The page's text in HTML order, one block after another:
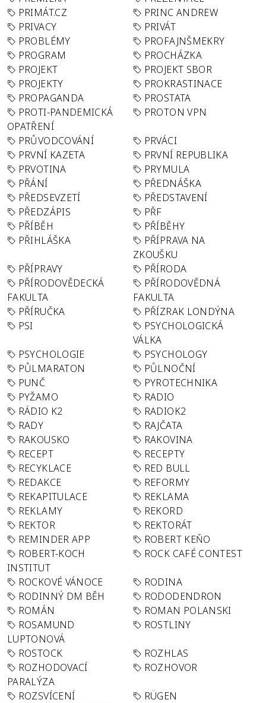
PRIMÁT.CZ
PRINC ANDREW
PRIVACY
PRIVÁT
PROBLÉMY
PROFAJNŠMEKRY
PROGRAM
PROCHÁZKA
PROJEKT
PROJEKT SBOR
PROJEKTY
PROKRASTINACE
PROPAGANDA
PROSTATA
PROTI-PANDEMICKÁ
OPATŘENÍ
PROTON VPN
PRŮVODCOVÁNÍ
PRVÁCI
PRVNÍ KAZETA
PRVNÍ REPUBLIKA
PRVOTINA
PRYMULA
PŘÁNÍ
PŘEDNÁŠKA
PŘEDSEVZETÍ
PŘEDSTAVENÍ
PŘEDZÁPIS
PŘF
PŘÍBĚH
PŘÍBĚHY
PŘIHLÁŠKA
PŘÍPRAVA NA
ZKOUŠKU
PŘÍPRAVY
PŘÍRODA
PŘÍRODOVĚDECKÁ
FAKULTA
PŘÍRODOVĚDNÁ
FAKULTA
PŘÍRUČKA
PŘÍZRAK LONDÝNA
PSI
PSYCHOLOGICKÁ
VÁLKA
PSYCHOLOGIE
PSYCHOLOGY
PŮLMARATON
PŮLNOČNÍ
PUNČ
PYROTECHNIKA
PYŽAMO
RADIO
RÁDIO K2
RADIOK2
RADY
RAJČATA
RAKOUSKO
RAKOVINA
RECEPT
RECEPTY
RECYKLACE
RED BULL
REDAKCE
REFORMY
REKAPITULACE
REKLAMA
REKLAMY
REKORD
REKTOR
REKTORÁT
REMINDER APP
ROBERT KEŇO
ROBERT-KOCH
INSTITUT
ROCK CAFÉ CONTEST
ROCKOVÉ VÁNOCE
RODINA
RODINNÝ DM BĚH
RODODENDRON
ROMÁN
ROMAN POLANSKI
ROSAMUND
LUPTONOVÁ
ROSTLINY
ROSTOCK
ROZHLAS
ROZHODOVACÍ
PARALÝZA
ROZHOVOR
ROZSVÍCENÍ
RÜGEN